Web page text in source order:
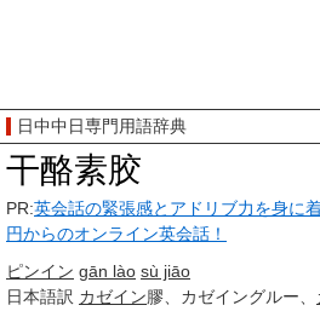
日中中日専門用語辞典
干酪素胶
PR:英会話の緊張感とアドリブ力を身に
円からのオンライン英会話！
ピンイン gān lào sù jiāo
日本語訳 カゼイン膠、カゼイングルー、